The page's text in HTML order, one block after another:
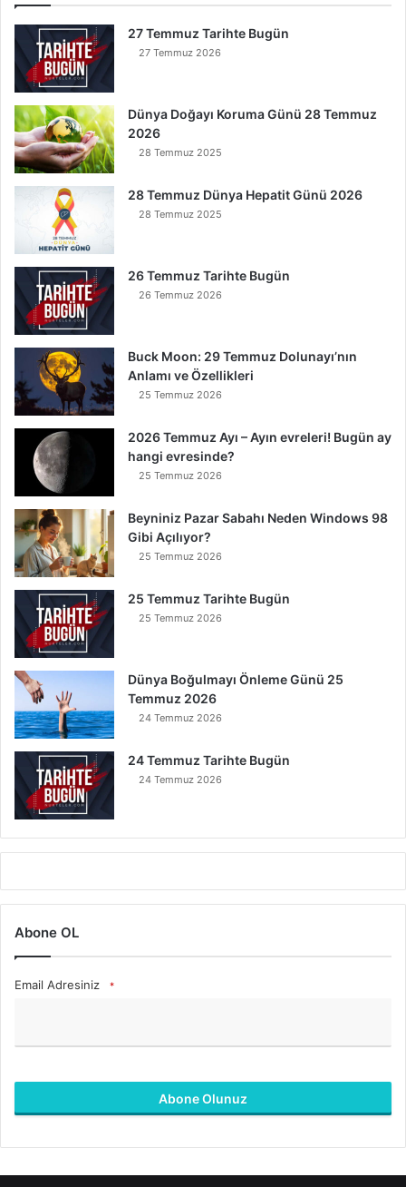
e
İ
n
s
e
B
k
a
u
r
r
27 Temmuz Tarihte Bugün
27 Temmuz 2026
Dünya Doğayı Koruma Günü 28 Temmuz
2026
28 Temmuz 2025
28 Temmuz Dünya Hepatit Günü 2026
28 Temmuz 2025
26 Temmuz Tarihte Bugün
26 Temmuz 2026
Buck Moon: 29 Temmuz Dolunayı’nın
Anlamı ve Özellikleri
25 Temmuz 2026
2026 Temmuz Ayı – Ayın evreleri! Bugün ay
hangi evresinde?
25 Temmuz 2026
Beyniniz Pazar Sabahı Neden Windows 98
Gibi Açılıyor?
25 Temmuz 2026
25 Temmuz Tarihte Bugün
25 Temmuz 2026
Dünya Boğulmayı Önleme Günü 25
Temmuz 2026
24 Temmuz 2026
24 Temmuz Tarihte Bugün
24 Temmuz 2026
Abone OL
Email Adresiniz *
Abone Olunuz
a